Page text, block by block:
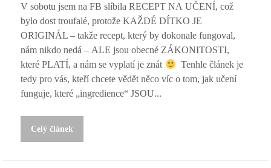
V sobotu jsem na FB slíbila RECEPT NA UČENÍ, což
bylo dost troufalé, protože KAŽDÉ DÍTKO JE
ORIGINÁL – takže recept, který by dokonale fungoval,
nám nikdo nedá – ALE jsou obecné ZÁKONITOSTI,
které PLATÍ, a nám se vyplatí je znát
Tenhle článek je
tedy pro vás, kteří chcete vědět něco víc o tom, jak učení
funguje, které „ingredience“ JSOU...
Celý článek